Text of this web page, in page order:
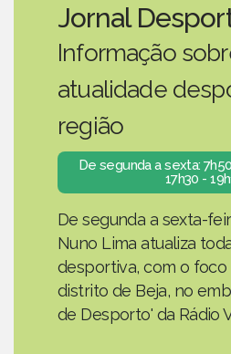
Jornal
Informação
atualidade
região
De segunda a sexta:
17h30 -
De segunda a sexta-
Nuno Lima atualiza
desportiva, com o foco
distrito de Beja, no
de Desporto' da Rádio